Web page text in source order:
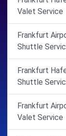
Valet Service
Frankfurt
Shuttle
Frankfurt
Shuttle
Frankfurt
Valet Service